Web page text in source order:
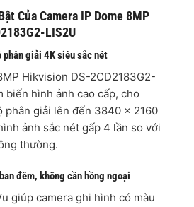
Của Camera IP Dome 8MP
LIS2U
phân giải 4K siêu sắc nét
Hikvision DS-2CD2183G2-
biến hình ảnh cao cấp, cho
phân giải lên đến 3840 × 2160
ảnh sắc nét gấp 4 lần so với
thường.
đêm, không cần hồng ngoại
giúp camera ghi hình có màu